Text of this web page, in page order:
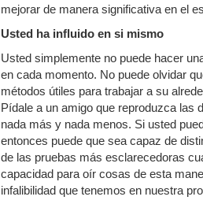
mejorar de manera significativa en el
Usted ha influido en si mismo
Usted simplemente no puede hacer
en cada momento. No puede olvidar
métodos útiles para trabajar a su
Pídale a un amigo que reproduzca las
nada más y nada menos. Si usted
entonces puede que sea capaz de
de las pruebas más esclarecedoras
capacidad para oír cosas de esta
infalibilidad que tenemos en nuestra